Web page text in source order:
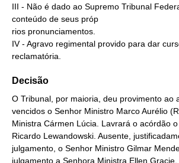
III - Não é dado ao Supremo Tribunal
conteúdo de seus próp
rios pronunciamentos.
IV - Agravo regimental provido para dar
reclamatória.
Decisão
O Tribunal, por maioria, deu provimento ao
vencidos o Senhor Ministro Marco Aurélio
Ministra Cármen Lúcia. Lavrará o acórdão
Ricardo Lewandowski. Ausente,
julgamento, o Senhor Ministro Gilmar
julgamento a Senhora Ministra Ellen Gracie.